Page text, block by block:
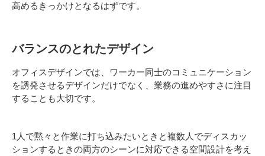
高めるきっかけとなるはずです。
バランスのとれたデザイン
オフィスデザインでは、ワーカー同士のコミュニケーション
を誘発させるデザインだけでなく、業務の進めやすさに注目
することも大切です。
1人で黙々と作業に打ち込みたいときと複数人でディスカッ
ションするときの両方のシーンに対応できる空間設計を考え